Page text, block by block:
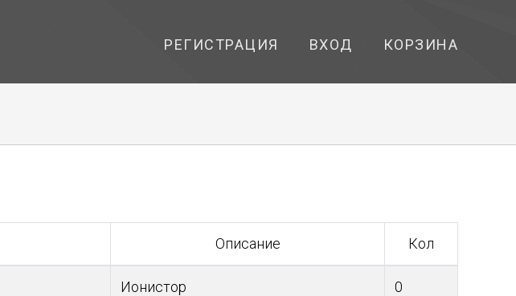
РЕГИСТРАЦИЯ ВХОД КОРЗИНА
Описание Кол
Ионистор 0